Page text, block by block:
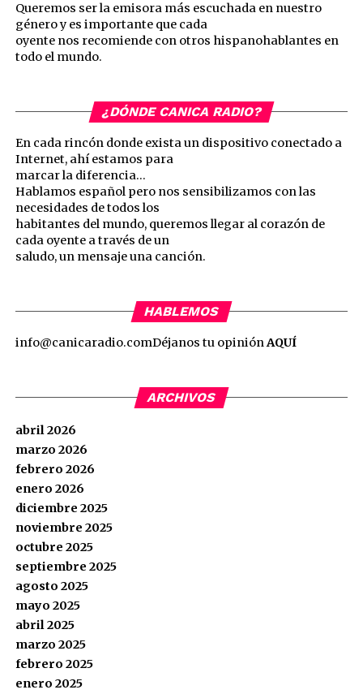
Queremos ser la emisora más escuchada en nuestro
género y es importante que cada
oyente nos recomiende con otros hispanohablantes en
todo el mundo.
¿DÓNDE CANICA RADIO?
En cada rincón donde exista un dispositivo conectado a
Internet, ahí estamos para
marcar la diferencia…
Hablamos español pero nos sensibilizamos con las
necesidades de todos los
habitantes del mundo, queremos llegar al corazón de
cada oyente a través de un
saludo, un mensaje una canción.
HABLEMOS
info@canicaradio.comDéjanos tu opiniónAQUÍ
ARCHIVOS
abril 2026
marzo 2026
febrero 2026
enero 2026
diciembre 2025
noviembre 2025
octubre 2025
septiembre 2025
agosto 2025
mayo 2025
abril 2025
marzo 2025
febrero 2025
enero 2025